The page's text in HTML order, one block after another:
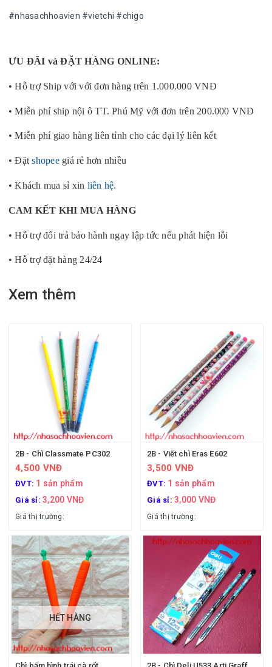
#nhasachhoavien #vietchi #chigo
ƯU ĐÃI và ĐẶT HÀNG ONLINE:
• Hỗ trợ Ship với với đơn hàng trên 1.000.000 VNĐ
• Miễn phí ship nội ô TT. Phú Mỹ với đơn trên 200.000 VNĐ
• Miễn phí giao hàng liên tỉnh cho các đại lý liên kết
• Đặtshopeegiá rẻ hơn nhiều
• Khách mua sỉ xin liên hệ.
CAM KẾT KHI MUA HÀNG
• Hỗ trợ đổi trả bảo hành ngay lập tức nếu phát hiện lỗi
• Hỗ trợ đặt hàng 24/24
Xem thêm
2B - Chì Classmate PC302
4,500 VNĐ
ĐVT: 1 sản phẩm
Giá sỉ: 3,200 VNĐ
Giá thị trường:
2B - Viết chì Eras E602
3,500 VNĐ
ĐVT: 1 sản phẩm
Giá sỉ: 3,000 VNĐ
Giá thị trường:
HẾT HÀNG